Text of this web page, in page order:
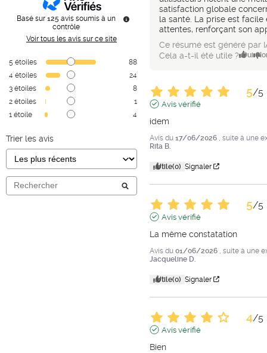
Basé sur 125 avis soumis à un
contrôle
Voir tous les avis sur ce site
5 étoiles
88
4 étoiles
24
3 étoiles
8
2 étoiles
1
1 étoile 4
Trier les avis
satisfaction globale
la santé. La prise est facile
attentes, renforçant son
Ce résumé est généré par
Cela a-t-il été utile ? Oui
5/5
Avis vérifié
idem
Avis du 17/06/2026
, suite à une
Rita B.
Utile(0) Signaler
5/5
Avis vérifié
La même constatation
Avis du 01/06/2026
, suite à une
Jacqueline D.
Utile(0) Signaler
4/5
Avis vérifié
Bien